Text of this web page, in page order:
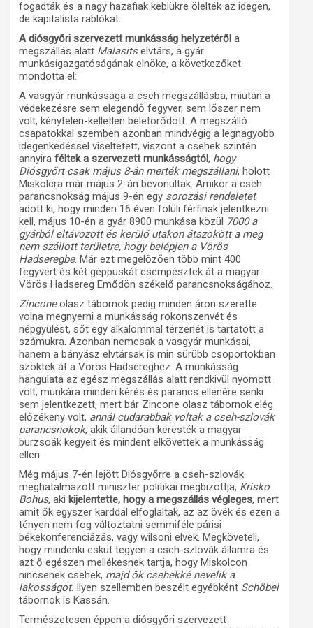
fogadták és a nagy hazafiak keblükre ölelték az idegen,
de kapitalista rablókat.
A diósgyőri szervezett munkásság helyzetéről a
megszállás alatt Malasitselvtárs, a gyár
munkásigazgatóságának elnöke, a következőket
mondotta el:
A vasgyár munkássága a cseh megszállásba, miután a
védekezésre sem elegendő fegyver, sem lőszer nem
volt, kénytelen-kelletlen beletörődött. A megszálló
csapatokkal szemben azonban mindvégig a legnagyobb
idegenkedéssel viseltetett, viszont a csehek szintén
annyira féltek a szervezett munkásságtól, hogy
Diósgyőrt csak május 8-án merték megszállani, holott
Miskolcra már május 2-án bevonultak. Amikor a cseh
parancsnokság május 9-én egy sorozási rendeletet
adott ki, hogy minden 16 éven fölüli férfinak jelentkezni
kell, május 10-én a gyár 8900 munkása közül 7000 a
gyárból eltávozott és kerülő utakon átszökött a meg
nem szállott területre, hogy belépjen a Vörös
Hadseregbe. Már ezt megelőzően több mint 400
fegyvert és két géppuskát csempésztek át a magyar
Vörös Hadsereg Emődön székelő parancsnokságához.
Zinconeolasz tábornok pedig minden áron szerette
volna megnyerni a munkásság rokonszenvét és
népgyülést, sőt egy alkalommal térzenét is tartatott a
számukra. Azonban nemcsak a vasgyár munkásai,
hanem a bányász elvtársak is min sürübb csoportokban
szöktek át a Vörös Hadsereghez. A munkásság
hangulata az egész megszállás alatt rendkivül nyomott
volt, munkára minden kérés és parancs ellenére senki
sem jelentkezett, mert bár Zincone olasz tábornok elég
előzékeny volt, annál cudarabbak voltak a cseh-szlovák
parancsnokok, akik állandóan keresték a magyar
burzsoák kegyeit és mindent elkövettek a munkásság
ellen.
Még május 7-én lejött Diósgyőrre a cseh-szlovák
meghatalmazott miniszter politikai megbizottja, Krisko
Bohus, aki kijelentette, hogy a megszállás végleges, mert
amit ők egyszer karddal elfoglaltak, az az övék és ezen a
tényen nem fog változtatni semmiféle párisi
békekonferenciázás, vagy wilsoni elvek. Megköveteli,
hogy mindenki esküt tegyen a cseh-szlovák államra és
azt ő egészen mellékesnek tartja, hogy Miskolcon
nincsenek csehek, majd ők csehekké nevelik a
lakosságot. Ilyen szellemben beszélt egyébként Schöbel
tábornok is Kassán.
Természetesen éppen a diósgyőri szervezett